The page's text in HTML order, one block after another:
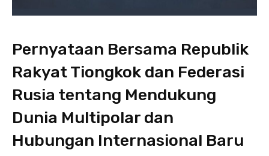
Pernyataan Bersama Republik
Rakyat Tiongkok dan Federasi
Rusia tentang Mendukung
Dunia Multipolar dan
Hubungan Internasional Baru